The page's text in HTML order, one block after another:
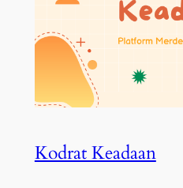
Kodrat Keadaan